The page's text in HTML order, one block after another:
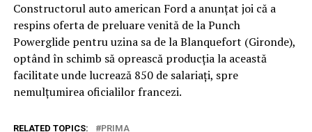
Constructorul auto american Ford a anunţat joi că a
respins oferta de preluare venită de la Punch
Powerglide pentru uzina sa de la Blanquefort (Gironde),
optând în schimb să oprească producţia la această
facilitate unde lucrează 850 de salariaţi, spre
nemulţumirea oficialilor francezi.
RELATED TOPICS: PRIMA